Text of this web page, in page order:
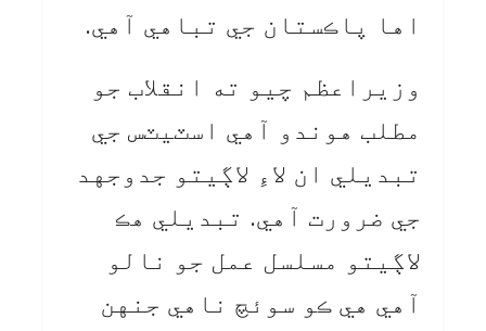
اها پاڪستان جي تباهي آهي.
وزيراعظم چيو ته انقلاب جو
مطلب هوندو آهي اسٽيٽس جي
تبديلي ان لاءِ لاڳيتو جدوجهد
جي ضرورت آهي. تبديلي هڪ
لاڳيتو مسلسل عمل جو نالو
آهي هي ڪو سوئچ ناهي جنهن